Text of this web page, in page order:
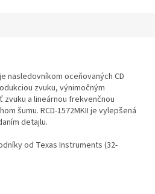
nasledovníkom oceňovaných CD
zvuku, výnimočným
a lineárnou frekvenčnou
šumu. RCD-1572MKII je vylepšená
detajlu.
od Texas Instruments (32-